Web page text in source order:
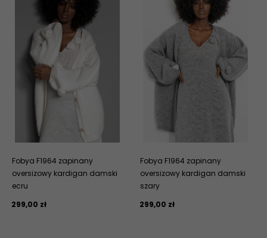
Fobya F1964 zapinany
oversizowy kardigan damski
ecru
299,00 zł
Fobya F1964 zapinany
oversizowy kardigan damski
szary
299,00 zł